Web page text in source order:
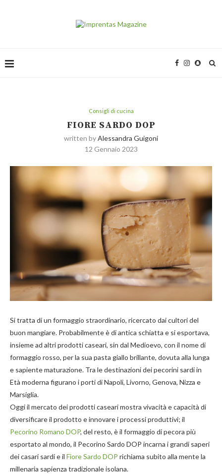
Consigli di cucina
FIORE SARDO DOP
written byAlessandra Guigoni
12 Gennaio 2023
Si tratta di un formaggio straordinario, ricercato dai cultori del
buon mangiare. Probabilmente è di antica schiatta e si esportava,
insieme ad altri prodotti caseari, sin dal Medioevo, con il nome di
formaggio rosso, per la sua pasta giallo brillante, dovuta alla lunga
e sapiente maturazione. Tra le destinazioni dei pecorini sardi in
Età moderna figurano i porti di Napoli, Livorno, Genova, Nizza e
Marsiglia.
Oggi il mercato dei prodotti caseari mostra vivacità e capacità di
diversificare il prodotto e innovare i processi produttivi; il
Pecorino Romano DOP, del resto, è il formaggio di pecora più
esportato al mondo, il Pecorino Sardo DOP incarna i grandi saperi
dei casari sardi e il Fiore Sardo DOP richiama subito alla mente la
millenaria sapienza tradizionale isolana.